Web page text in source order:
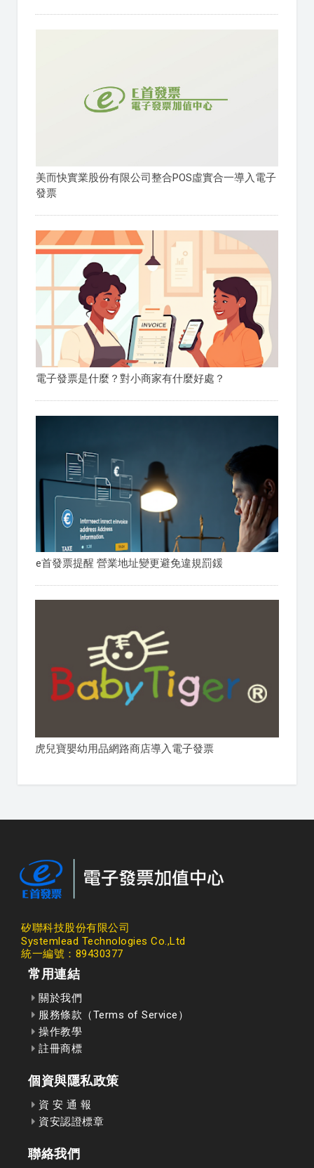
美而快實業股份有限公司整合POS虛實合一導入電子
發票
電子發票是什麼？對小商家有什麼好處？
e首發票提醒 營業地址變更避免違規罰鍰
虎兒寶嬰幼用品網路商店導入電子發票
矽聯科技股份有限公司
Systemlead Technologies Co.,Ltd
統一編號：89430377
常用連結
關於我們
服務條款（Terms of Service）
操作教學
註冊商標
個資與隱私政策
資 安 通 報
資安認證標章
聯絡我們